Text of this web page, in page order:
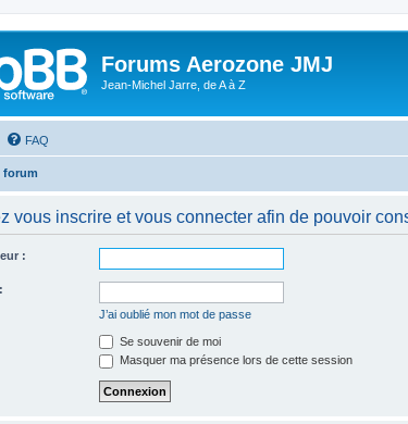
Forums Aerozone JMJ
Jean-Michel Jarre, de A à Z
FAQ
forum
vous inscrire et vous connecter afin de pouvoir
:
J’ai oublié mon mot de passe
Se souvenir de moi
Masquer ma présence lors de cette session